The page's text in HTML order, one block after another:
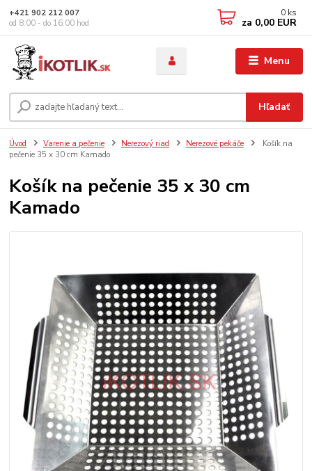
Menu
Hľadať
+421 902 212 007
od 8:00 - do 16:00 hod
0 ks
za 0,00 EUR
Úvod Varenie a pečenie Nerezový riad Nerezové pekáče
Košík na
pečenie 35 x 30 cm Kamado
Košík na pečenie 35 x 30 cm
Kamado